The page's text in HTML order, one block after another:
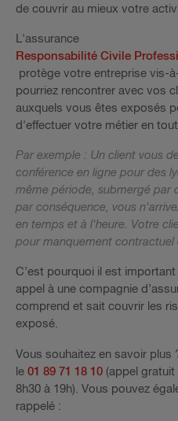
de couvrir au mieux votre
L'assurance
Responsabilité Civile
protège votre entreprise vis-
pourriez rencontrer avec vos
auxquels vous êtes exposés
d'effectuer votre métier en
Par exemple : Un client vous
conférence en ligne pour des
même période, submergé par
par conséquence, vous
en temps et à l'heure. Votre
pour manquement contractuel
C’est pourquoi il est
appel à une compagnie
comprend et sait couvrir les
exposé.
Vous souhaitez en savoir plus
le 01 89 71 18 10 (appel
8h30 à 19h). Vous pouvez
rappelé :